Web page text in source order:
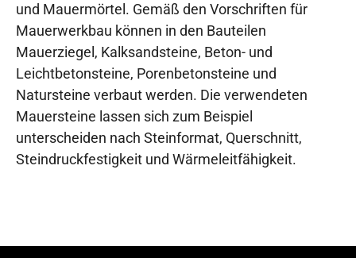
und Mauermörtel. Gemäß den Vorschriften für
Mauerwerkbau können in den Bauteilen
Mauerziegel, Kalksandsteine, Beton- und
Leichtbetonsteine, Porenbetonsteine und
Natursteine verbaut werden. Die verwendeten
Mauersteine lassen sich zum Beispiel
unterscheiden nach Steinformat, Querschnitt,
Steindruckfestigkeit und Wärmeleitfähigkeit.